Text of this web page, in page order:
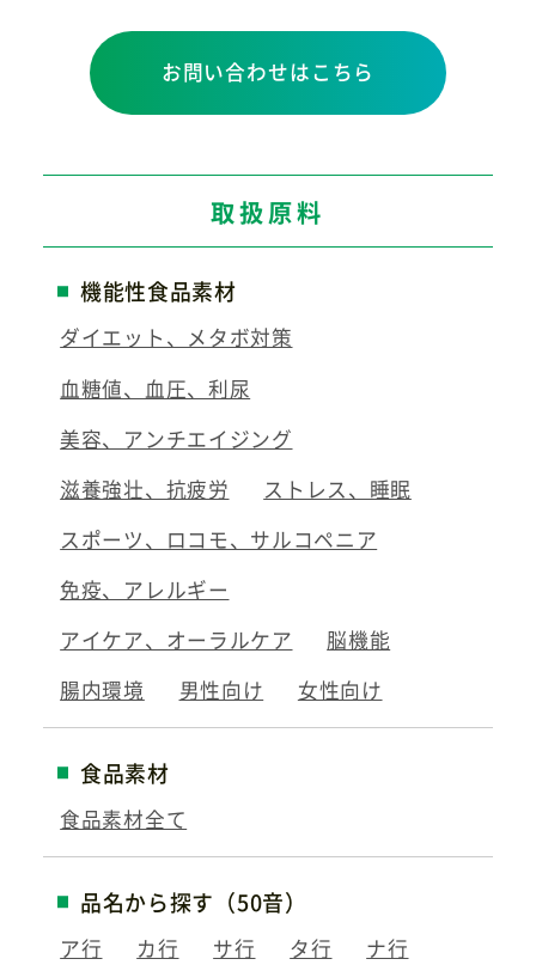
お問い合わせはこちら
取扱原料
機能性食品素材
ダイエット、メタボ対策
血糖値、血圧、利尿
美容、アンチエイジング
滋養強壮、抗疲労
ストレス、睡眠
スポーツ、ロコモ、サルコペニア
免疫、アレルギー
アイケア、オーラルケア
脳機能
腸内環境
男性向け 女性向け
食品素材
食品素材全て
品名から探す（50音）
ア行 カ行 サ行 タ行
ナ行